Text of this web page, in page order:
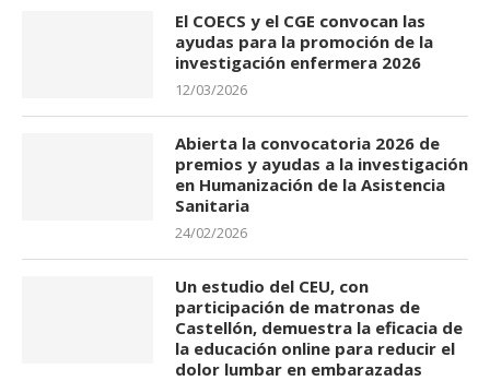
El COECS y el CGE convocan las
ayudas para la promoción de la
investigación enfermera 2026
12/03/2026
Abierta la convocatoria 2026 de
premios y ayudas a la investigación
en Humanización de la Asistencia
Sanitaria
24/02/2026
Un estudio del CEU, con
participación de matronas de
Castellón, demuestra la eficacia de
la educación online para reducir el
dolor lumbar en embarazadas